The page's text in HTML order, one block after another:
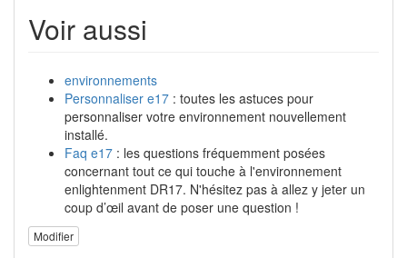
Voir aussi
environnements
Personnaliser e17 : toutes les astuces pour
personnaliser votre environnement nouvellement
installé.
Faq e17 : les questions fréquemment posées
concernant tout ce qui touche à l'environnement
enlightenment DR17. N'hésitez pas à allez y jeter un
coup d’œil avant de poser une question !
Modifier